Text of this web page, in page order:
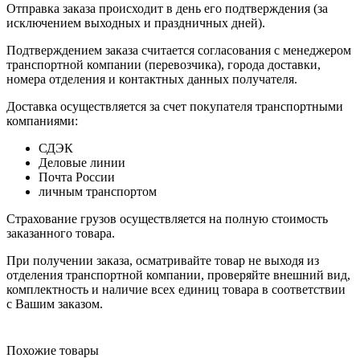
Отправка заказа происходит в день его подтверждения (за
исключением выходных и праздничных дней).
Подтверждением заказа считается согласования с менеджером
транспортной компании (перевозчика), города доставки,
номера отделения и контактных данных получателя.
Доставка осуществляется за счет покупателя транспортными
компаниями:
СДЭК
Деловые линии
Почта России
личным транспортом
Страхование грузов осуществляется на полную стоимость
заказанного товара.
При получении заказа, осматривайте товар не выходя из
отделения транспортной компании, проверяйте внешний вид,
комплектность и наличие всех единиц товара в соответствии
с Вашим заказом.
Похожие товары